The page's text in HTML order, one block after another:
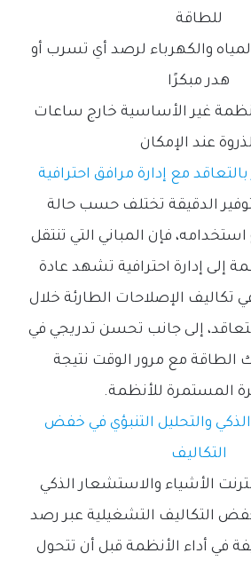
للطاقة
والكهرباء لرصد أي تسرب أو
هدر مبكرًا
غير الأساسية خارج ساعات
عند الإمكان
مع إدارة مرافق احترافية
الدقيقة تختلف حسب حالة
فإن المباني التي تنتقل
إلى إدارة احترافية تشهد عادة
تكاليف الإصلاحات الطارئة خلال
إلى جانب تحسن تدريجي في
الطاقة مع مرور الوقت نتيجة
المستمرة للأنظمة.
والتحليل التنبؤي في خفض
التكاليف
الأشياء والاستشعار الذكي
التكاليف التشغيلية عبر رصد
في أداء الأنظمة قبل أن تتحول